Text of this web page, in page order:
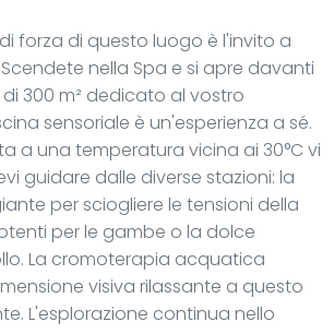
forza di questo luogo è l'invito a
nella Spa e si apre davanti
300 m² dedicato al vostro
sensoriale è un'esperienza a sé.
a una temperatura vicina ai 30°C vi
guidare dalle diverse stazioni: la
per sciogliere le tensioni della
per le gambe o la dolce
La cromoterapia acquatica
visiva rilassante a questo
L'esplorazione continua nello